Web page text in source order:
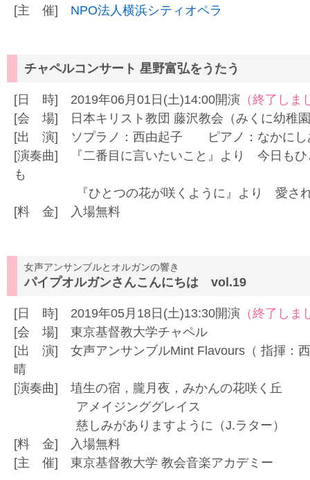
[主 催] NPO法人横浜シティオペラ
チャペルコンサート 星野富弘をうたう
[日 時] 2019年06月01日(土)14:00開演 （終了しま
[会 場] 日本キリスト教団 藤沢教会（みくに幼稚
[出 演] ソプラノ：西由起子 ピアノ：なかにし
[演奏曲] 『二番目に言いたいこと』より 今日もひ
も
『ひとつの花が咲くように』より 愛さ
[料 金] 入場無料
女声アンサンブルとオルガンの響き
パイプオルガンさんこんにちは vol.19
[日 時] 2019年05月18日(土)13:30開演 （終了しま
[会 場] 東京基督教大学チャペル
[出 演] 女声アンサンブルMint Flavours（ 指揮
晴
[演奏曲] 埴生の宿，朧月夜，みかんの花咲く丘
アメイジンググレイス
慈しみがありますように（J.ラター）
[料 金] 入場無料
[主 催] 東京基督教大学 教会音楽アカデミー